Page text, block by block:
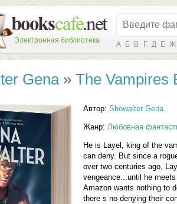
Электронная библиотека А Б В Г Д Е Ж
Gena» The Vampires
Автор: Showalter Gena
Жанр: Любовная
He is Layel, king of the
can deny. But since a
over two centuries ago,
vengeance...until he
Amazon wants nothing to
there s no denying their